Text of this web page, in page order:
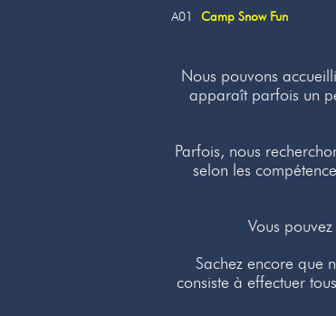
A01 Camp Snow Fun
Nous pouvons
apparaît parfois un
Parfois, nous
selon les
Vous
Sachez encore que
consiste à effectuer